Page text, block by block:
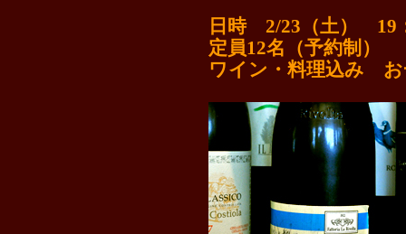
日時 2/23（土） 19
定員12名（予約制）
ワイン・料理込み お